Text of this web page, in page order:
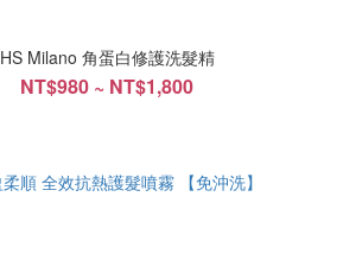
HS Milano 角蛋白修護洗髮精
NT$980 ~ NT$1,800